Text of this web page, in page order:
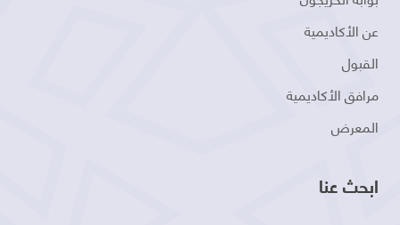
عن الأكاديمية
القبول
مرافق الأكاديمية
المعرض
ابحث عنا